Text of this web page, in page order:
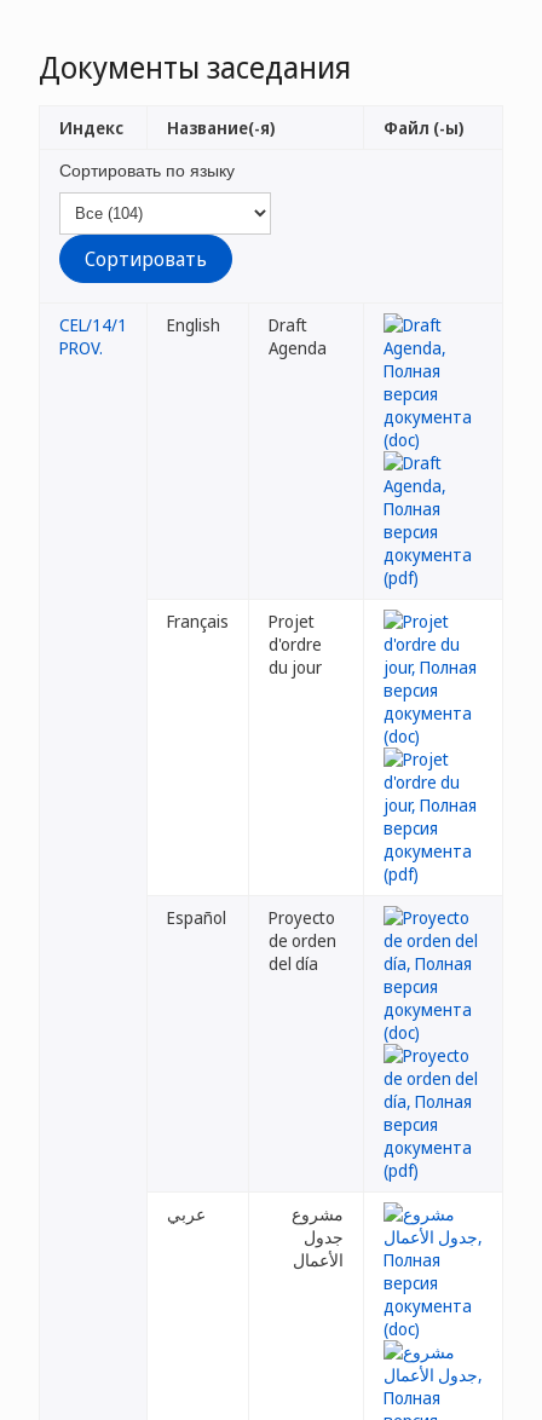
Документы заседания
Сортировать по языку
Индекс Название(-я) Файл (-ы)
CEL/14/1
PROV.
English
Draft
Agenda
Français
Projet
d'ordre
du jour
Español
Proyecto
de orden
del día
عربي
مشروع
جدول
الأعمال